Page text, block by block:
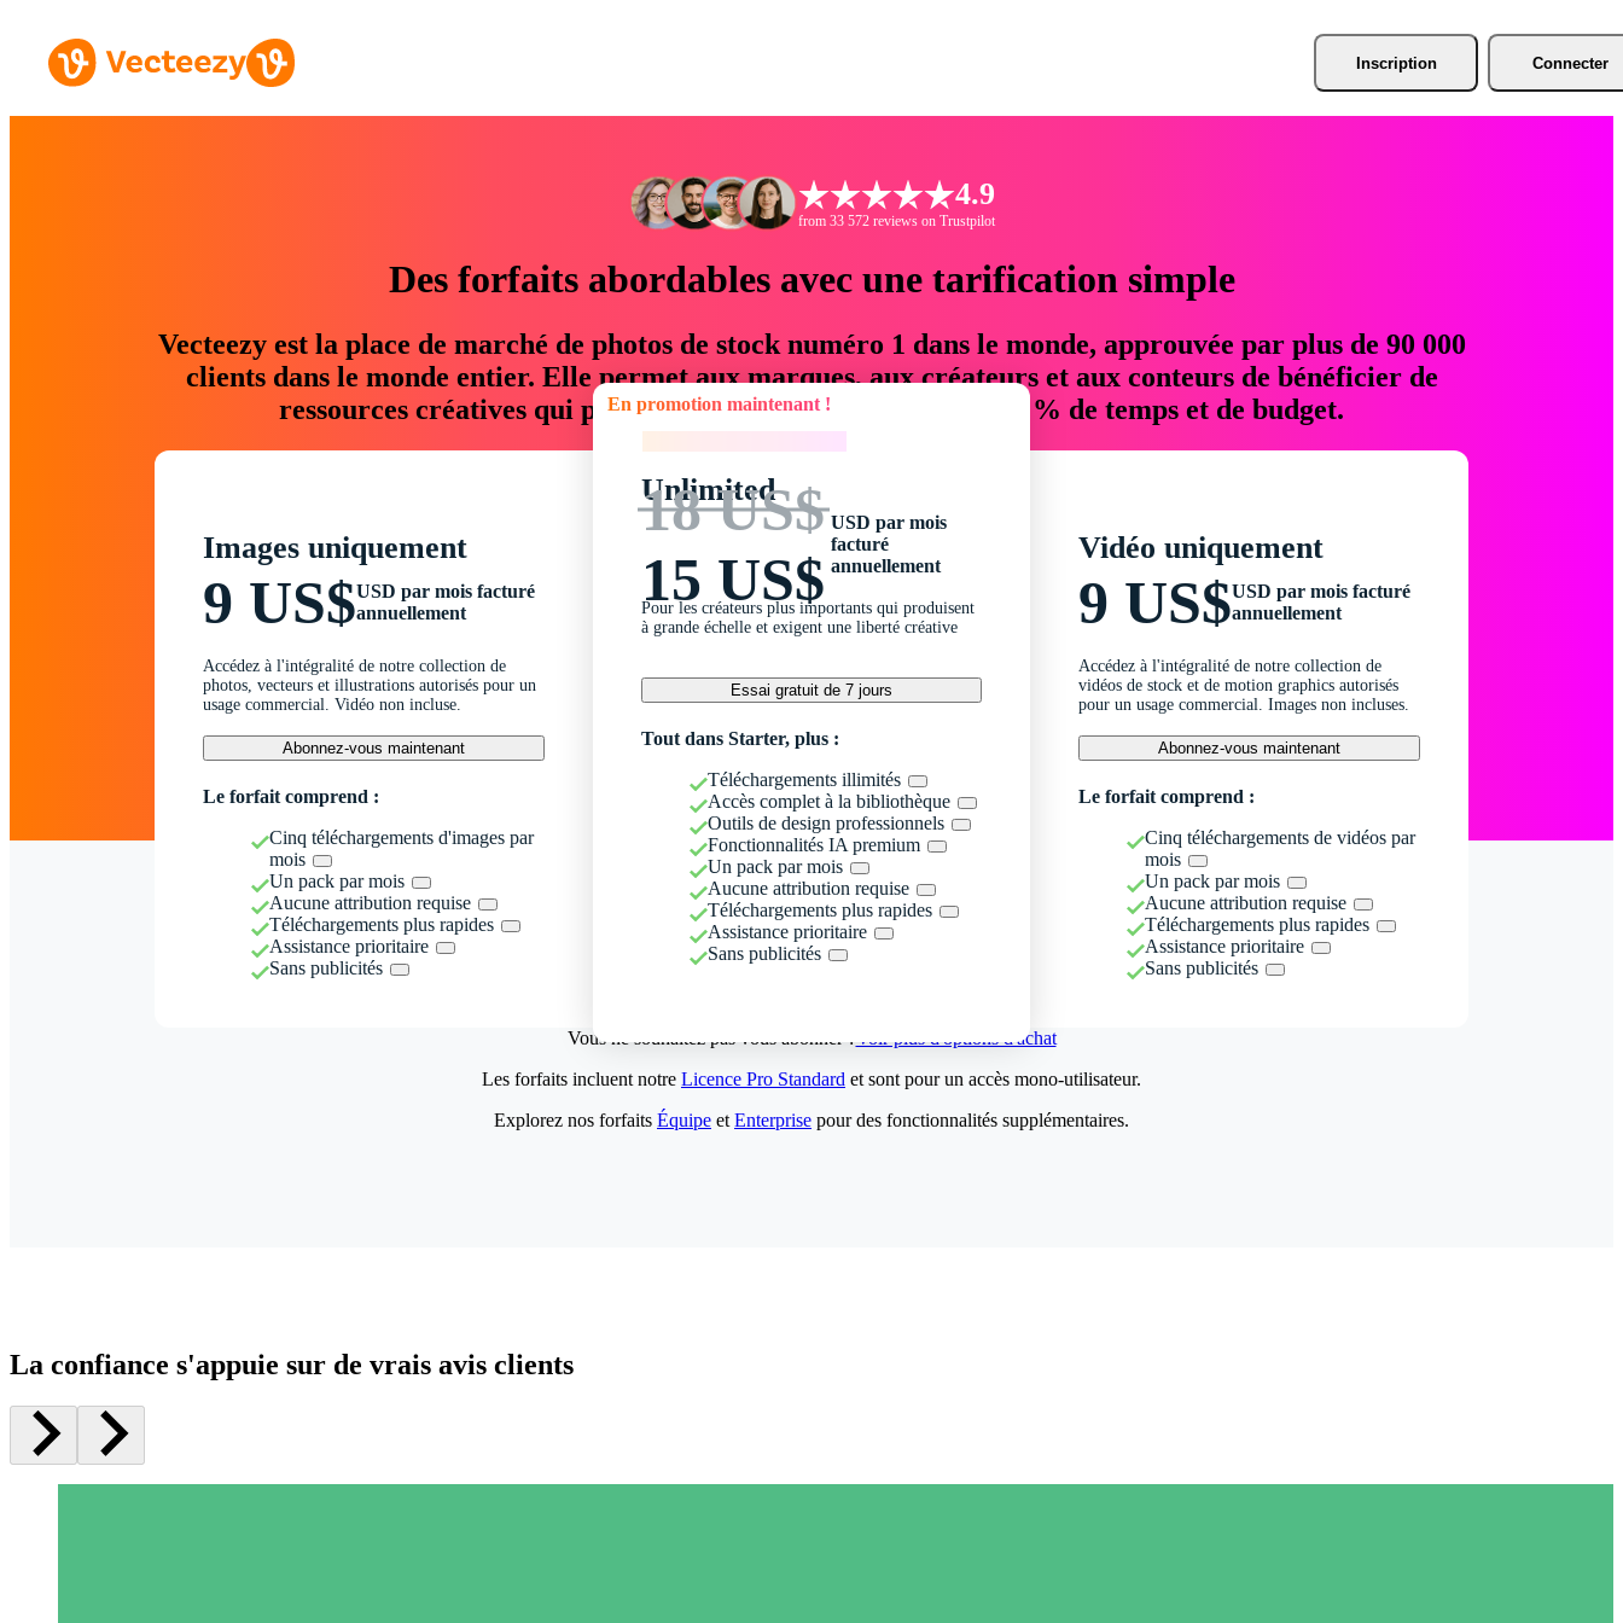
Inscription Connecter
4.9
from 33 572 reviews on Trustpilot
Des forfaits abordables avec une tarification simple
Vecteezy est la place de marché de photos de stock numéro 1 dans le monde, approuvée par plus de 90 000
clients dans le monde entier. Elle permet aux marques, aux créateurs et aux conteurs de bénéficier de
ressources créatives qui permettent d'économiser jusqu'à 76 % de temps et de budget.
Images uniquement
9 US$USD par mois facturé
annuellement
Accédez à l'intégralité de notre collection de
photos, vecteurs et illustrations autorisés pour un
usage commercial. Vidéo non incluse.
Abonnez-vous maintenant
Le forfait comprend :
Cinq téléchargements d'images par
mois
Un pack par mois
Aucune attribution requise
Téléchargements plus rapides
Assistance prioritaire
Sans publicités
En promotion maintenant !
Unlimited
18 US$
15 US$
USD par mois
facturé
annuellement
Pour les créateurs plus importants qui produisent
à grande échelle et exigent une liberté créative
Essai gratuit de 7 jours
Tout dans Starter, plus :
Téléchargements illimités
Accès complet à la bibliothèque
Outils de design professionnels
Fonctionnalités IA premium
Un pack par mois
Aucune attribution requise
Téléchargements plus rapides
Assistance prioritaire
Sans publicités
Vidéo uniquement
9 US$USD par mois facturé
annuellement
Accédez à l'intégralité de notre collection de
vidéos de stock et de motion graphics autorisés
pour un usage commercial. Images non incluses.
Abonnez-vous maintenant
Le forfait comprend :
Cinq téléchargements de vidéos par
mois
Un pack par mois
Aucune attribution requise
Téléchargements plus rapides
Assistance prioritaire
Sans publicités
Vous ne souhaitez pas vous abonner ?Voir plus d'options d'achat
Les forfaits incluent notre Licence Pro Standard et sont pour un accès mono-utilisateur.
Explorez nos forfaits Équipe et Enterprise pour des fonctionnalités supplémentaires.
La confiance s'appuie sur de vrais avis clients